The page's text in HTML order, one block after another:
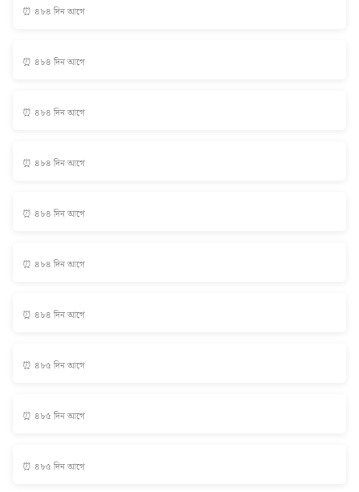
⏰ ৪৮৪ দিন আগে
⏰ ৪৮৪ দিন আগে
⏰ ৪৮৪ দিন আগে
⏰ ৪৮৪ দিন আগে
⏰ ৪৮৪ দিন আগে
⏰ ৪৮৪ দিন আগে
⏰ ৪৮৪ দিন আগে
⏰ ৪৮৫ দিন আগে
⏰ ৪৮৫ দিন আগে
⏰ ৪৮৫ দিন আগে